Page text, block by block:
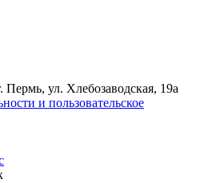
ул. Хлебозаводская, 19а
и пользовательское